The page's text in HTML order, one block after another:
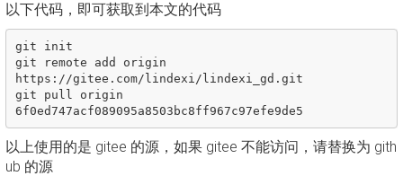
以下代码，即可获取到本文的代码
git init
git remote add origin
https://gitee.com/lindexi/lindexi_gd.git
git pull origin
以上使用的是 gitee 的源，如果 gitee 不能访问，请替换为 gith
ub 的源